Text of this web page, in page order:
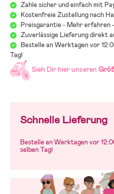
Zahle sicher und einfach mit
Kostenfreie Zustellung nach
Preisgarantie - Mehr erfahren
Zuverlässige Lieferung direkt
Bestelle an Werktagen vor
Tag!
Sieh Dir hier unseren
Schnelle Lieferung
Bestelle an Werktagen vor
selben Tag!